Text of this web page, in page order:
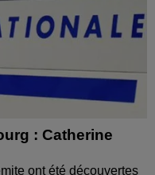
: Catherine
ont été découvertes